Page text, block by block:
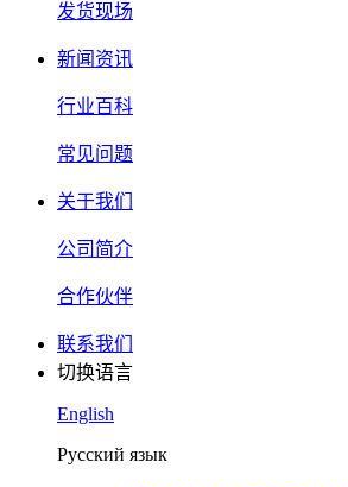
发货现场
新闻资讯
行业百科
常见问题
关于我们
公司简介
合作伙伴
联系我们
切换语言
English
Русский язык